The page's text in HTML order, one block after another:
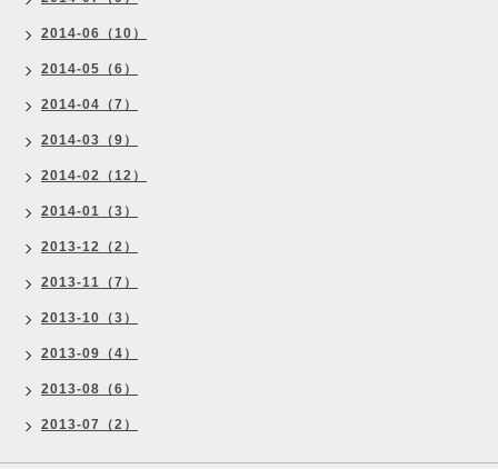
2014-06（10）
2014-05（6）
2014-04（7）
2014-03（9）
2014-02（12）
2014-01（3）
2013-12（2）
2013-11（7）
2013-10（3）
2013-09（4）
2013-08（6）
2013-07（2）